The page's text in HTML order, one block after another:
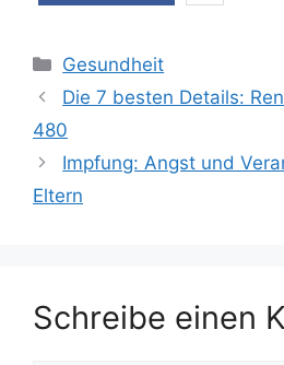
Kategorien
Gesundheit
Die 7 besten Details:
480
Impfung: Angst und
Eltern
Schreibe einen